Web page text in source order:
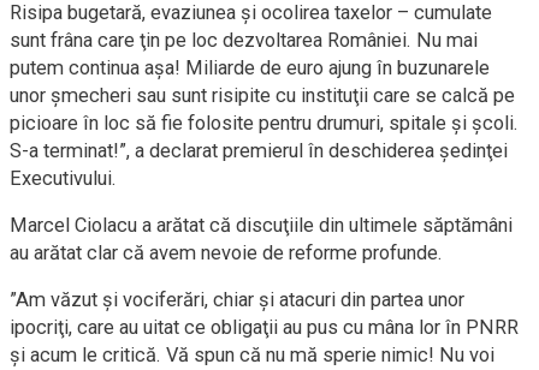
Risipa bugetară, evaziunea şi ocolirea taxelor – cumulate
sunt frâna care ţin pe loc dezvoltarea României. Nu mai
putem continua aşa! Miliarde de euro ajung în buzunarele
unor şmecheri sau sunt risipite cu instituţii care se calcă pe
picioare în loc să fie folosite pentru drumuri, spitale şi şcoli.
S-a terminat!”, a declarat premierul în deschiderea şedinţei
Executivului.
Marcel Ciolacu a arătat că discuţiile din ultimele săptămâni
au arătat clar că avem nevoie de reforme profunde.
”Am văzut şi vociferări, chiar şi atacuri din partea unor
ipocriţi, care au uitat ce obligaţii au pus cu mâna lor în PNRR
şi acum le critică. Vă spun că nu mă sperie nimic! Nu voi